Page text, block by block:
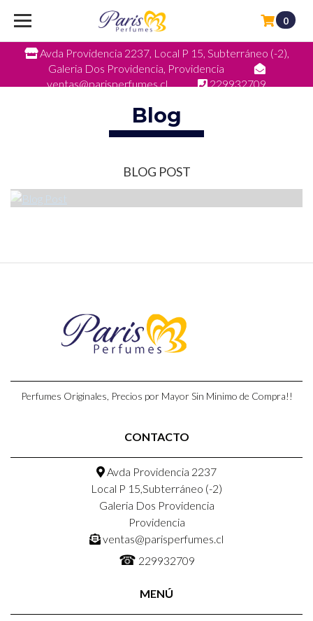
Avda Providencia 2237, Local P 15, Subterráneo (-2),
Galeria Dos Providencia, Providencia
ventas@parisperfumes.cl
229932709
0
Blog
BLOG POST
Perfumes Originales, Precios por Mayor Sin Minimo de Compra!!
CONTACTO
Avda Providencia 2237
Local P 15,Subterráneo (-2)
Galeria Dos Providencia
Providencia
ventas@parisperfumes.cl
☎ 229932709
MENÚ